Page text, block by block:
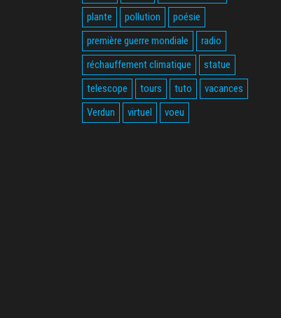
plante
pollution
poésie
première guerre mondiale
radio
réchauffement climatique
statue
telescope
tours tuto
vacances
Verdun
virtuel voeu